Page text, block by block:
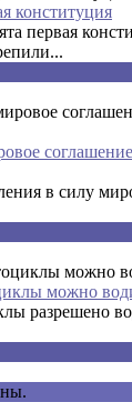
конституция
первая
в силу
можно
разрешено